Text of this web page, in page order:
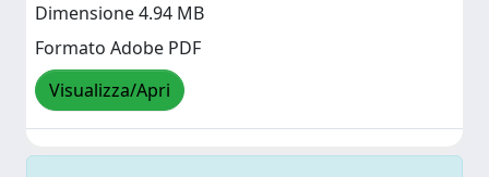
Dimensione 4.94 MB
Formato Adobe PDF
Visualizza/Apri